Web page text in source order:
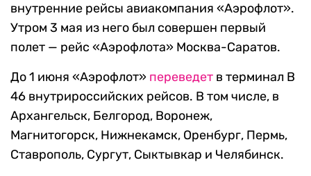
внутренние рейсы авиакомпания «Аэрофлот».
Утром 3 мая из него был совершен первый
полет — рейс «Аэрофлота» Москва-Саратов.
До 1 июня «Аэрофлот» переведет в терминал В
46 внутрироссийских рейсов. В том числе, в
Архангельск, Белгород, Воронеж,
Магнитогорск, Нижнекамск, Оренбург, Пермь,
Ставрополь, Сургут, Сыктывкар и Челябинск.